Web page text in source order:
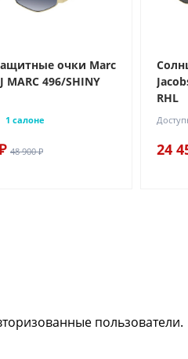
очки Marc
MARC 496/SHINY
1 салоне
48 900 ₽
RHL
24
пользователи.